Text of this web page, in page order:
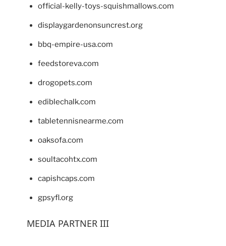
official-kelly-toys-squishmallows.com
displaygardenonsuncrest.org
bbq-empire-usa.com
feedstoreva.com
drogopets.com
ediblechalk.com
tabletennisnearme.com
oaksofa.com
soultacohtx.com
capishcaps.com
gpsyfl.org
MEDIA PARTNER III